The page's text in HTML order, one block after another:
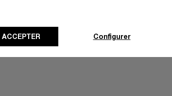
Configurer